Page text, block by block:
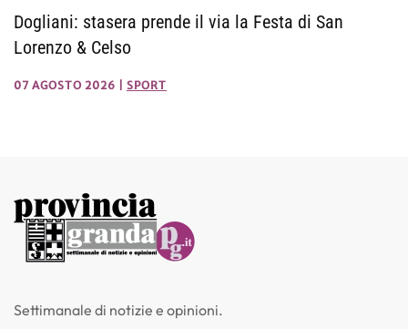
Dogliani: stasera prende il via la Festa di San
Lorenzo & Celso
07 AGOSTO 2026 SPORT
Settimanale di notizie e opinioni.